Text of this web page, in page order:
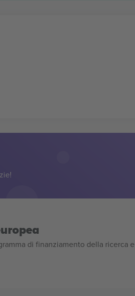
di finanziamento della ricerca e